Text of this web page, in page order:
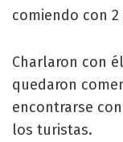
comiendo con
Charlaron con
quedaron
encontrarse
los turistas.